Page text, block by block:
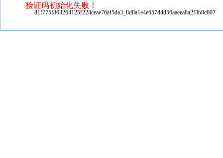
验证码初始化失败！
81f775f863264125f224ceae76af5da3_8d8a1e4e657d4d56aaeea8a2f3b8c607